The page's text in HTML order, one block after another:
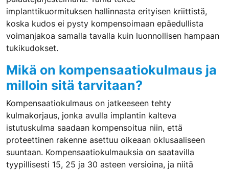
implanttikuormituksen hallinnasta erityisen kriittistä,
koska kudos ei pysty kompensoimaan epäedullista
voimanjakoa samalla tavalla kuin luonnollisen hampaan
tukikudokset.
Mikä on kompensaatiokulmaus ja
milloin sitä tarvitaan?
Kompensaatiokulmaus on jatkeeseen tehty
kulmakorjaus, jonka avulla implantin kalteva
istutuskulma saadaan kompensoitua niin, että
proteettinen rakenne asettuu oikeaan oklusaaliseen
suuntaan. Kompensaatiokulmauksia on saatavilla
tyypillisesti 15, 25 ja 30 asteen versioina, ja niitä